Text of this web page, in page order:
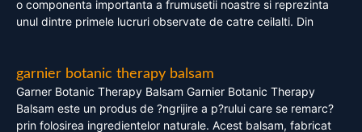
o componenta importanta a frumusetii noastre si reprezinta
unul dintre primele lucruri observate de catre ceilalti. Din
garnier botanic therapy balsam
Garner Botanic Therapy Balsam Garnier Botanic Therapy
Balsam este un produs de ?ngrijire a p?rului care se remarc?
prin folosirea ingredientelor naturale. Acest balsam, fabricat